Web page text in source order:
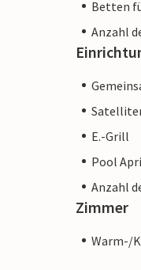
Betten
Anzahl
E.-Grill
Pool
Anzahl
Zimmer
Warm-/